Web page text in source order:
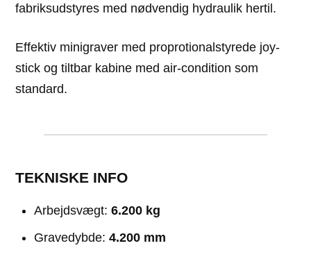
fabriksudstyres med nødvendig hydraulik hertil.
Effektiv minigraver med proprotionalstyrede joy-
stick og tiltbar kabine med air-condition som
standard.
TEKNISKE INFO
Arbejdsvægt:6.200 kg
Gravedybde:4.200 mm